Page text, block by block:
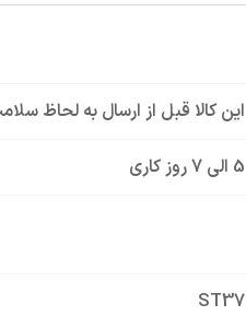
این کالا قبل از ارسال به لحاظ
5 الی 7 روز کاری
ST37